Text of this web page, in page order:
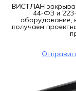
ВИСТЛАН
44-ФЗ и
оборудование,
получаем